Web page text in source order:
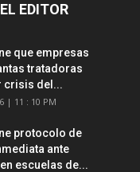
EDITOR
que empresas
tratadoras
crisis del...
| 11 : 10 PM
protocolo de
ante
escuelas de...